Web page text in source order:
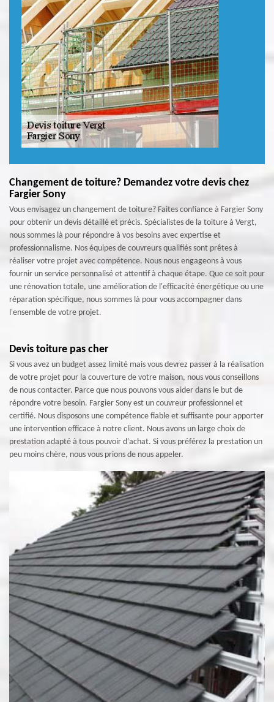
Changement de toiture? Demandez votre devis chez
Fargier Sony
Vous envisagez un changement de toiture? Faites confiance à Fargier Sony
pour obtenir un devis détaillé et précis. Spécialistes de la toiture à Vergt,
nous sommes là pour répondre à vos besoins avec expertise et
professionnalisme. Nos équipes de couvreurs qualifiés sont prêtes à
réaliser votre projet avec compétence. Nous nous engageons à vous
fournir un service personnalisé et attentif à chaque étape. Que ce soit pour
une rénovation totale, une amélioration de l'efficacité énergétique ou une
réparation spécifique, nous sommes là pour vous accompagner dans
l'ensemble de votre projet.
Devis toiture pas cher
Si vous avez un budget assez limité mais vous devrez passer à la réalisation
de votre projet pour la couverture de votre maison, nous vous conseillons
de nous contacter. Parce que nous pouvons vous aider dans le but de
répondre votre besoin. Fargier Sony est un couvreur professionnel et
certifié. Nous disposons une compétence fiable et suffisante pour apporter
une intervention efficace à notre client. Nous avons un large choix de
prestation adapté à tous pouvoir d’achat. Si vous préférez la prestation un
peu moins chère, nous vous prions de nous appeler.